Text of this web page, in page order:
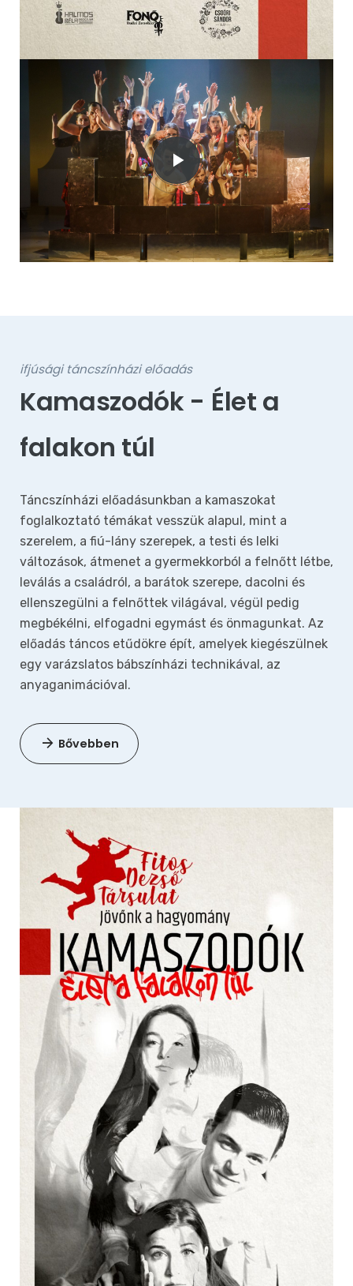
ifjúsági táncszínházi előadás
Kamaszodók - Élet a
falakon túl
Táncszínházi előadásunkban a kamaszokat
foglalkoztató témákat vesszük alapul, mint a
szerelem, a fiú-lány szerepek, a testi és lelki
változások, átmenet a gyermekkorból a felnőtt létbe,
leválás a családról, a barátok szerepe, dacolni és
ellenszegülni a felnőttek világával, végül pedig
megbékélni, elfogadni egymást és önmagunkat. Az
előadás táncos etűdökre épít, amelyek kiegészülnek
egy varázslatos bábszínházi technikával, az
anyaganimációval.
Bővebben